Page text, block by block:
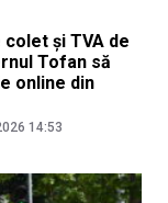
și TVA de
Tofan să
online din
14:53